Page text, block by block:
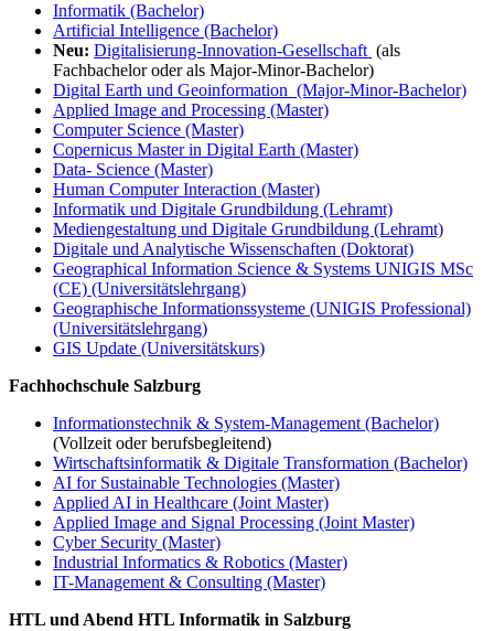
Informatik (Bachelor)
Artificial Intelligence (Bachelor)
Neu: Digitalisierung-Innovation-Gesellschaft (als
Fachbachelor oder als Major-Minor-Bachelor)
Digital Earth und Geoinformation (Major-Minor-Bachelor)
Applied Image and Processing (Master)
Computer Science (Master)
Copernicus Master in Digital Earth (Master)
Data- Science (Master)
Human Computer Interaction (Master)
Informatik und Digitale Grundbildung (Lehramt)
Mediengestaltung und Digitale Grundbildung (Lehramt)
Digitale und Analytische Wissenschaften (Doktorat)
Geographical Information Science & Systems UNIGIS MSc
(CE) (Universitätslehrgang)
Geographische Informationssysteme (UNIGIS Professional)
(Universitätslehrgang)
GIS Update (Universitätskurs)
Fachhochschule Salzburg
Informationstechnik & System-Management (Bachelor)
(Vollzeit oder berufsbegleitend)
Wirtschaftsinformatik & Digitale Transformation (Bachelor)
AI for Sustainable Technologies (Master)
Applied AI in Healthcare (Joint Master)
Applied Image and Signal Processing (Joint Master)
Cyber Security (Master)
Industrial Informatics & Robotics (Master)
IT-Management & Consulting (Master)
HTL und Abend HTL Informatik in Salzburg